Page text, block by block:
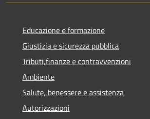
Educazione e formazione
Giustizia e sicurezza pubblica
Tributi,finanze e contravvenzioni
Ambiente
Salute, benessere e assistenza
Autorizzazioni